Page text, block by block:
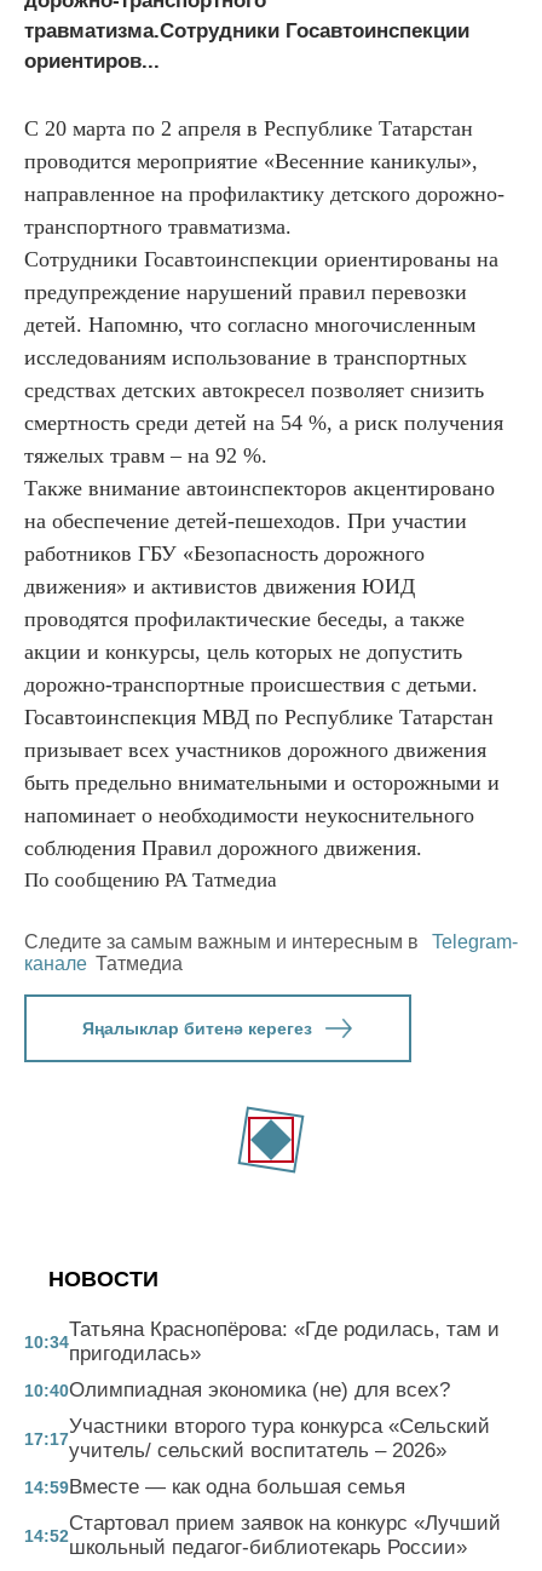
травматизма.Сотрудники Госавтоинспекции
ориентиров...
С 20 марта по 2 апреля в Республике Татарстан
проводится мероприятие «Весенние каникулы»,
направленное на профилактику детского дорожно-
транспортного травматизма.
Сотрудники Госавтоинспекции ориентированы на
предупреждение нарушений правил перевозки
детей. Напомню, что согласно многочисленным
исследованиям использование в транспортных
средствах детских автокресел позволяет снизить
смертность среди детей на 54 %, а риск получения
тяжелых травм – на 92 %.
Также внимание автоинспекторов акцентировано
на обеспечение детей-пешеходов. При участии
работников ГБУ «Безопасность дорожного
движения» и активистов движения ЮИД
проводятся профилактические беседы, а также
акции и конкурсы, цель которых не допустить
дорожно-транспортные происшествия с детьми.
Госавтоинспекция МВД по Республике Татарстан
призывает всех участников дорожного движения
быть предельно внимательными и осторожными и
напоминает о необходимости неукоснительного
соблюдения Правил дорожного движения.
По сообщению РА Татмедиа
Следите за самым важным и интересным в
Telegram-
канале Татмедиа
Яңалыклар битенә керегез
НОВОСТИ
10:34
Татьяна Краснопёрова: «Где родилась, там и
пригодилась»
10:40Олимпиадная экономика (не) для всех?
17:17
Участники второго тура конкурса «Сельский
учитель/ сельский воспитатель – 2026»
14:59Вместе — как одна большая семья
14:52
Стартовал прием заявок на конкурс «Лучший
школьный педагог-библиотекарь России»